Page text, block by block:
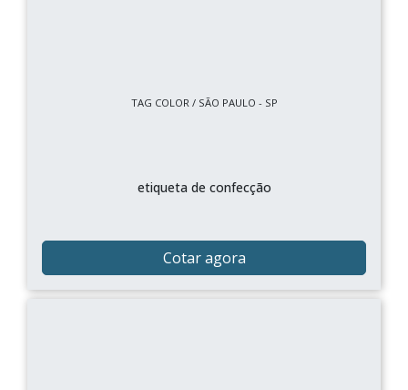
TAG COLOR / SÃO PAULO - SP
etiqueta de confecção
Cotar agora